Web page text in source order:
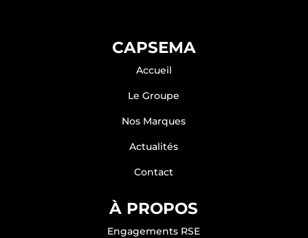
prend la suite de l’activité médicale
CAPSEMA
Accueil
Le Groupe
Nos Marques
Actualités
Contact
À PROPOS
Engagements RSE